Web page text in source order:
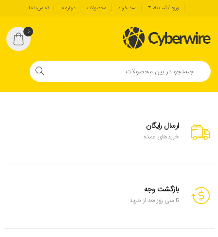
ورود / ثبت نام سبد خرید محصولات درباره ما تماس با ما
0
ارسال رایگان
خریدهای عمده
بازگشت وجه
تا سی روز بعد از خرید